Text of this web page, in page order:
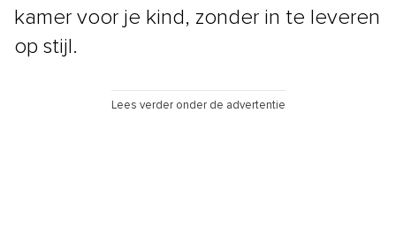
kamer voor je kind, zonder in te leveren
op stijl.
Lees verder onder de advertentie